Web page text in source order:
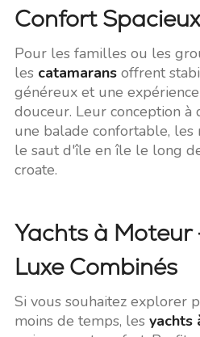
Confort Spacieux
Pour les familles ou les
les catamaransoffrent
généreux et une
douceur. Leur conception à
une balade confortable,
le saut d'île en île le long
croate.
Yachts à Moteur
Luxe Combinés
Si vous souhaitez explorer
moins de temps, les yachts